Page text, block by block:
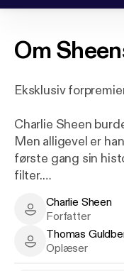
Om
Eksklusiv
Charlie Sheen
Men alligevel er
første gang sin
filter.
han op på filmset i
Californien. I
med roller som
Charlie Sheen -
Charlie Sheen
Forfatter
Thomas Guldberg
Thomas
Oplæser